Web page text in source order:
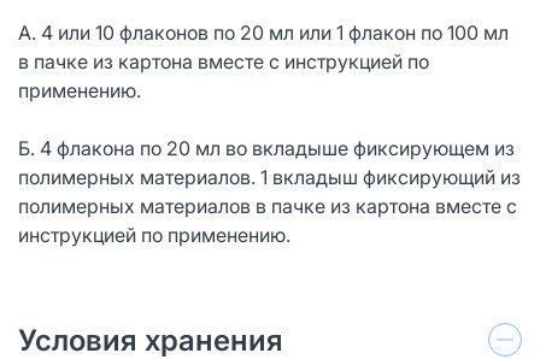
А. 4 или 10 флаконов по 20 мл или 1 флакон по 100 мл
в пачке из картона вместе с инструкцией по
применению.
Б. 4 флакона по 20 мл во вкладыше фиксирующем из
полимерных материалов. 1 вкладыш фиксирующий из
полимерных материалов в пачке из картона вместе с
инструкцией по применению.
Условия хранения